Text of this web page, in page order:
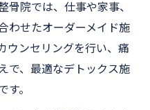
骨院では、仕事や家事、
わせたオーダーメイド施
ウンセリングを行い、痛
で、最適なデトックス施
。